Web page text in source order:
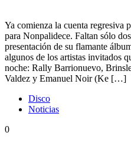
Ya comienza la cuenta regresiva
para Nonpalidece. Faltan sólo
presentación de su flamante
algunos de los artistas invitados
noche: Rally Barrionuevo,
Valdez y Emanuel Noir (Ke […]
Disco
Noticias
0